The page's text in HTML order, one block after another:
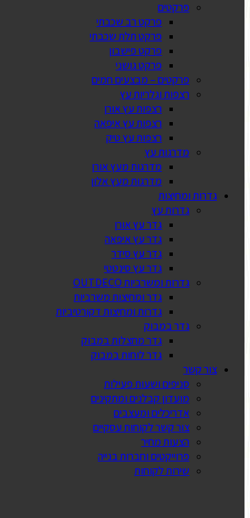
פרקטים
פרקט רב שכבתי
פרקט תלת שכבתי
פרקט פישבון
פרקט גושני
פרקטים – מבצעים חמים
רצפות וגלריות עץ
רצפות עץ אורן
רצפות עץ איפאה
רצפות עץ טיק
מדרגות עץ
מדרגות מעץ אורן
מדרגות מעץ אלון
גדרות ומחיצות
גדרות עץ
גדר עץ אורן
גדר עץ איפאה
גדר עץ סידר
גדר עץ סינטטי
גדרות ומשרביות OUTDECO
גדר ומחיצות משרביות
גדרות ומחיצות דקורטיביות
גדר במבוק
גדר מחצלות במבוק
גדר לוחות במבוק
צור קשר
סניפים ושעות פעילות
מועדון קבלנים ומתקינים
אדריכלים ומעצבים
צור קשר לקוחות עסקיים
הצעות מחיר
פרוייקטים וחברות בנייה
שירות לקוחות